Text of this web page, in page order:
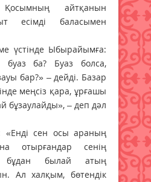
айтқанын
есімді баласымен
үстінде Ыбырайымға:
ба? Буаз болса,
бар?» – дейді. Базар
меңсіз қара, ұрғашы
бұзаулайды», – деп дәл
«Енді сен осы араның
отырғандар сенің
бұдан былай атың
Ал халқым, бөтендік